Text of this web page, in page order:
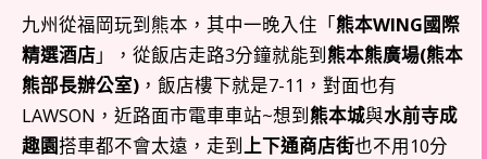
九州從福岡玩到熊本，其中一晚入住「熊本WING國際
精選酒店」，從飯店走路3分鐘就能到熊本熊廣場(熊本
熊部長辦公室) ，飯店樓下就是7-11，對面也有
LAWSON，近路面市電車車站~想到熊本城與水前寺成
趣園搭車都不會太遠，走到 上下通商店街也不用10分